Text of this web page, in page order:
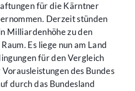
für die Kärntner
Derzeit stünden
Milliardenhöhe zu den
Es liege nun am Land
für den Vergleich
des Bundes
durch das Bundesland